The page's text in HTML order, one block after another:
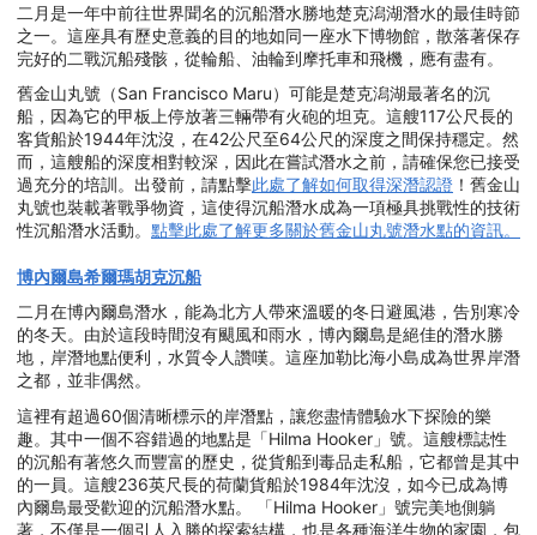
二月是一年中前往世界聞名的沉船潛水勝地楚克潟湖潛水的最佳時節
之一。這座具有歷史意義的目的地如同一座水下博物館，散落著保存
完好的二戰沉船殘骸，從輪船、油輪到摩托車和飛機，應有盡有。
舊金山丸號（San Francisco Maru）可能是楚克潟湖最著名的沉
船，因為它的甲板上停放著三輛帶有火砲的坦克。這艘117公尺長的
客貨船於1944年沈沒，在42公尺至64公尺的深度之間保持穩定。然
而，這艘船的深度相對較深，因此在嘗試潛水之前，請確保您已接受
過充分的培訓。出發前，請點擊此處了解如何取得深潛認證 ！舊金山
丸號也裝載著戰爭物資，這使得沉船潛水成為一項極具挑戰性的技術
性沉船潛水活動。 點擊此處了解更多關於舊金山丸號潛水點的資訊。
博內爾島希爾瑪胡克沉船
二月在博內爾島潛水，能為北方人帶來溫暖的冬日避風港，告別寒冷
的冬天。由於這段時間沒有颶風和雨水，博內爾島是絕佳的潛水勝
地，岸潛地點便利，水質令人讚嘆。這座加勒比海小島成為世界岸潛
之都，並非偶然。
這裡有超過60個清晰標示的岸潛點，讓您盡情體驗水下探險的樂
趣。其中一個不容錯過的地點是「Hilma Hooker」號。這艘標誌性
的沉船有著悠久而豐富的歷史，從貨船到毒品走私船，它都曾是其中
的一員。這艘236英尺長的荷蘭貨船於1984年沈沒，如今已成為博
內爾島最受歡迎的沉船潛水點。 「Hilma Hooker」號完美地側躺
著，不僅是一個引人入勝的探索結構，也是各種海洋生物的家園，包